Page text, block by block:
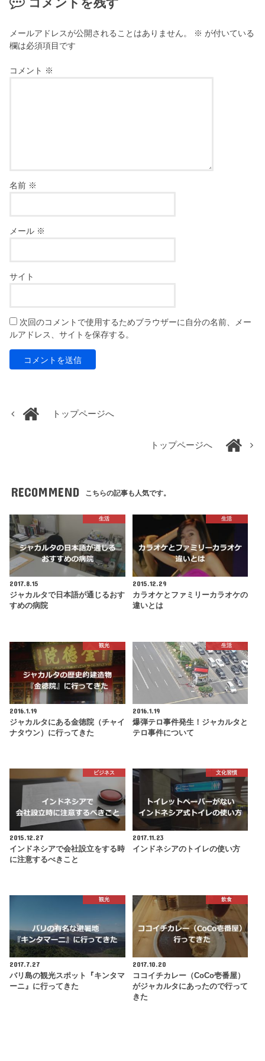
メールアドレスが公開されることはありません。 ※ が付いている
欄は必須項目です
コメント ※
名前 ※
メール ※
サイト
次回のコメントで使用するためブラウザーに自分の名前、メー
ルアドレス、サイトを保存する。
トップページへ
トップページへ
RECOMMEND こちらの記事も人気です。
生活
2017.8.15
ジャカルタで日本語が通じるおす
すめの病院
生活
2015.12.29
カラオケとファミリーカラオケの
違いとは
観光
2016.1.19
ジャカルタにある金徳院（チャイ
ナタウン）に行ってきた
生活
2016.1.19
爆弾テロ事件発生！ジャカルタと
テロ事件について
ビジネス
2015.12.27
インドネシアで会社設立をする時
に注意するべきこと
文化習慣
2017.11.23
インドネシアのトイレの使い方
観光
2017.7.27
バリ島の観光スポット『キンタマ
ーニ』に行ってきた
飲食
2017.10.20
ココイチカレー（CoCo壱番屋）
がジャカルタにあったので行って
きた